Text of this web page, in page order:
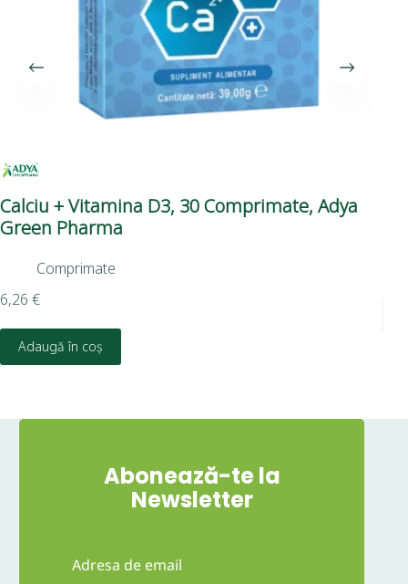
Calciu + Vitamina D3, 30 Comprimate, Adya
Green Pharma
Comprimate
6,26 €
Adaugă în coș
Abonează-te la
Newsletter